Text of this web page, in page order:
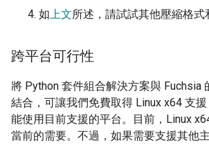
如上文所述，請試試其他壓縮格式
跨平台可行性
將 Python 套件組合解決方案與 Fuchsia
結合，可讓我們免費取得 Linux x64 支
能使用目前支援的平台。目前，Linux
當前的需要。不過，如果需要支援其他